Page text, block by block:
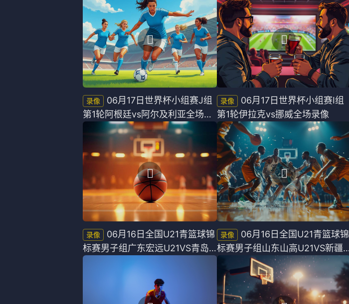
06月17日世界杯小组赛J组
第1轮阿根廷vs阿尔及利亚全场录
06月17日世界杯小组赛I组
第1轮伊拉克vs挪威全场录像
06月16日全国U21青篮球锦
标赛男子组广东宏远U21VS青岛
06月16日全国U21青篮球锦
标赛男子组山东山高U21VS新疆
广汇U21全场录像